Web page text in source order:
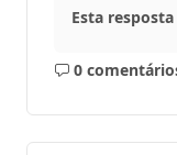
Esta
0
Sem